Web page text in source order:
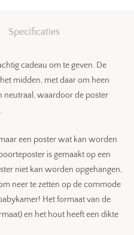
Specificaties
cadeau om te geven. De
midden, met daar om heen
neutraal, waardoor de poster
een poster wat kan worden
is gemaakt op een
niet kan worden opgehangen,
neer te zetten op de commode
Het formaat van de
en het hout heeft een dikte